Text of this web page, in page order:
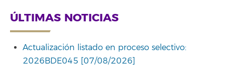
ÚLTIMAS NOTICIAS
Actualización listado en proceso selectivo:
2026BDE045 [07/08/2026]